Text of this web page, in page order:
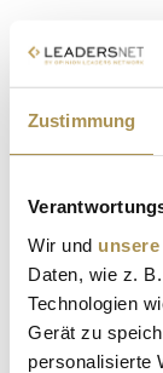
Zustimmung
Wir und
Daten, wie z.
Technologien
Gerät zu
personalisierte